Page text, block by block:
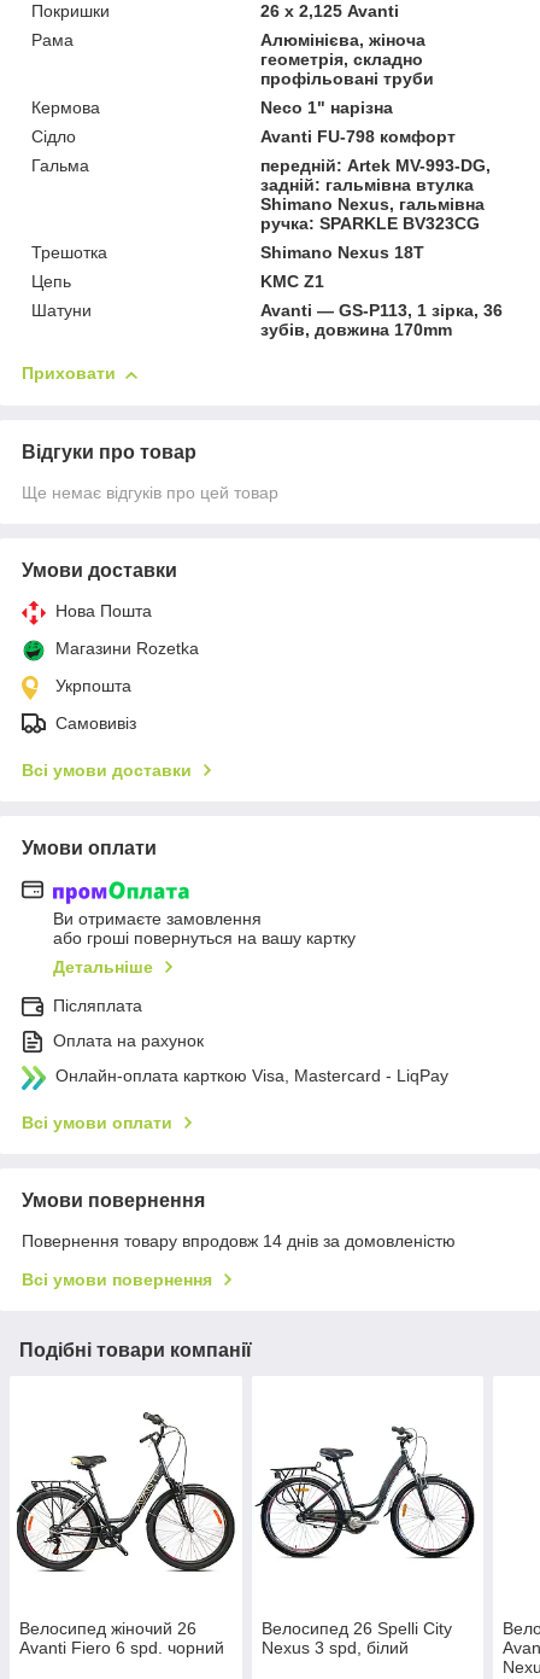
Покришки
26 х 2,125 Avanti
Рама
Алюмінієва, жіноча
геометрія, складно
профільовані труби
Кермова
Neco 1" нарізна
Сідло
Avanti FU-798 комфорт
Гальма
передній: Artek MV-993-DG,
задній: гальмівна втулка
Shimano Nexus, гальмівна
ручка: SPARKLE BV323CG
Трешотка
Shimano Nexus 18T
Цепь
KMC Z1
Шатуни
Avanti — GS-P113, 1 зірка, 36
зубів, довжина 170mm
Приховати
Відгуки про товар
Ще немає відгуків про цей товар
Умови доставки
Нова Пошта
Магазини Rozetka
Укрпошта
Самовивіз
Всі умови доставки
Умови оплати
Ви отримаєте замовлення
або гроші повернуться на вашу картку
Детальніше
Післяплата
Оплата на рахунок
Онлайн-оплата карткою Visa, Mastercard - LiqPay
Всі умови оплати
Умови повернення
Повернення товару впродовж 14 днів за домовленістю
Всі умови повернення
Подібні товари компанії
Велосипед жіночий 26
Avanti Fiero 6 spd. чорний
Велосипед 26 Spelli City
Nexus 3 spd, білий